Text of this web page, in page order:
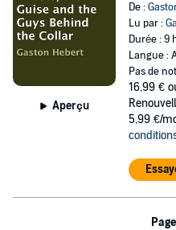
Aperçu
De :
Lu par :
Durée : 9
Langue :
Pas de
16,99 €
5,99 €/